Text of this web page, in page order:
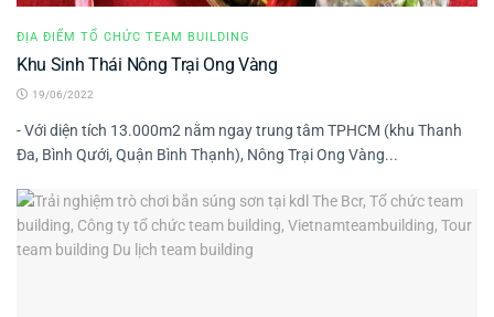
ĐỊA ĐIỂM TỔ CHỨC TEAM BUILDING
Khu Sinh Thái Nông Trại Ong Vàng
19/06/2022
- Với diện tích 13.000m2 nằm ngay trung tâm TPHCM (khu Thanh
Đa, Bình Qưới, Quận Bình Thạnh), Nông Trại Ong Vàng...